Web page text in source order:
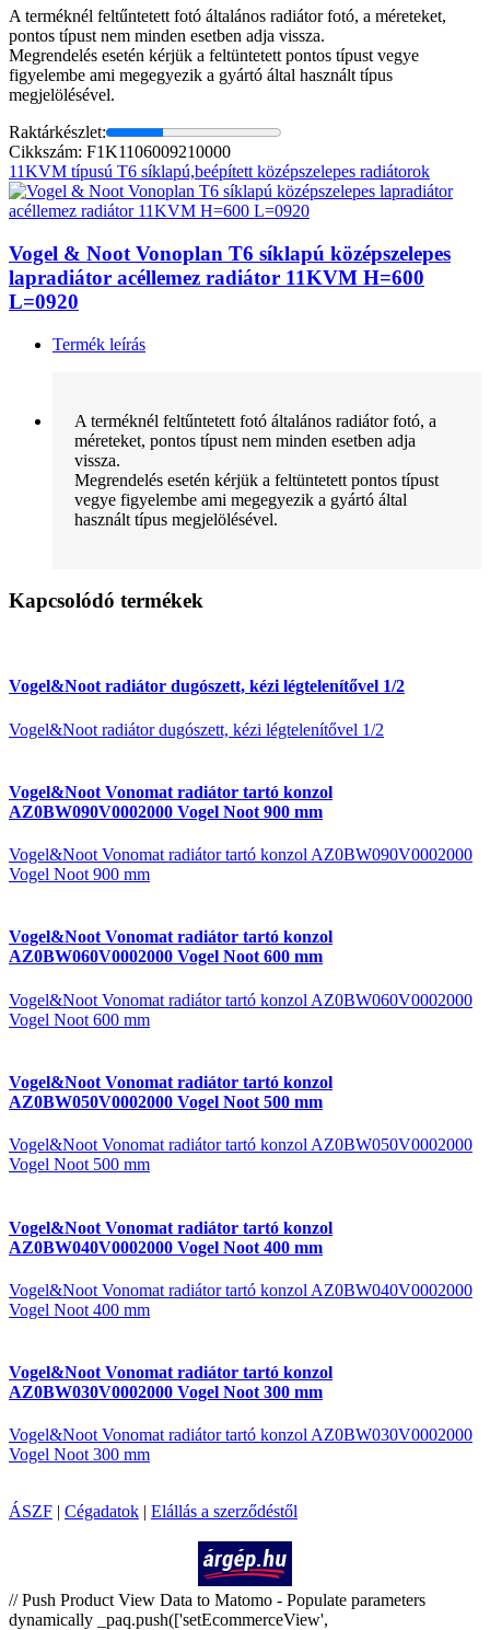
A terméknél feltűntetett fotó általános radiátor fotó, a méreteket,
pontos típust nem minden esetben adja vissza.
Megrendelés esetén kérjük a feltüntetett pontos típust vegye
figyelembe ami megegyezik a gyártó által használt típus
megjelölésével.
Raktárkészlet:
Cikkszám: F1K1106009210000
11KVM típusú T6 síklapú,beépített középszelepes radiátorok
Vogel & Noot Vonoplan T6 síklapú középszelepes
lapradiátor acéllemez radiátor 11KVM H=600
L=0920
Termék leírás
A terméknél feltűntetett fotó általános radiátor fotó, a
méreteket, pontos típust nem minden esetben adja
vissza.
Megrendelés esetén kérjük a feltüntetett pontos típust
vegye figyelembe ami megegyezik a gyártó által
használt típus megjelölésével.
Kapcsolódó termékek
Vogel&Noot radiátor dugószett, kézi légtelenítővel 1/2
Vogel&Noot radiátor dugószett, kézi légtelenítővel 1/2
Vogel&Noot Vonomat radiátor tartó konzol
AZ0BW090V0002000 Vogel Noot 900 mm
Vogel&Noot Vonomat radiátor tartó konzol AZ0BW090V0002000
Vogel Noot 900 mm
Vogel&Noot Vonomat radiátor tartó konzol
AZ0BW060V0002000 Vogel Noot 600 mm
Vogel&Noot Vonomat radiátor tartó konzol AZ0BW060V0002000
Vogel Noot 600 mm
Vogel&Noot Vonomat radiátor tartó konzol
AZ0BW050V0002000 Vogel Noot 500 mm
Vogel&Noot Vonomat radiátor tartó konzol AZ0BW050V0002000
Vogel Noot 500 mm
Vogel&Noot Vonomat radiátor tartó konzol
AZ0BW040V0002000 Vogel Noot 400 mm
Vogel&Noot Vonomat radiátor tartó konzol AZ0BW040V0002000
Vogel Noot 400 mm
Vogel&Noot Vonomat radiátor tartó konzol
AZ0BW030V0002000 Vogel Noot 300 mm
Vogel&Noot Vonomat radiátor tartó konzol AZ0BW030V0002000
Vogel Noot 300 mm
ÁSZF | Cégadatok | Elállás a szerződéstől
// Push Product View Data to Matomo - Populate parameters
dynamically _paq.push(['setEcommerceView',